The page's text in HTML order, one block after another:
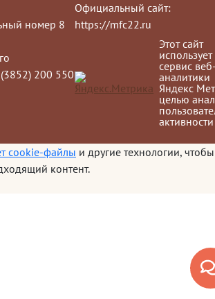
номер 8
200 550
Официальный сайт:
https://mfc22.ru
Этот сайт
использует
сервис
аналитики
Яндекс
целью
активности
cookie-файлы и другие технологии, чтобы
контент.